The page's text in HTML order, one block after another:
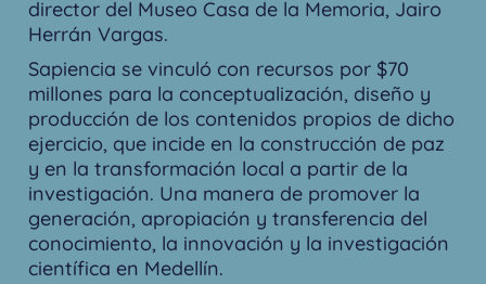
director del Museo Casa de la Memoria, Jairo
Herrán Vargas.
Sapiencia se vinculó con recursos por $70
millones para la conceptualización, diseño y
producción de los contenidos propios de dicho
ejercicio, que incide en la construcción de paz
y en la transformación local a partir de la
investigación. Una manera de promover la
generación, apropiación y transferencia del
conocimiento, la innovación y la investigación
científica en Medellín.